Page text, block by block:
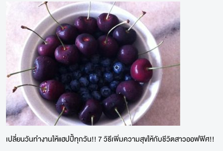
เปลี่ยนวันทำงานให้แฮปปี้ทุกวัน!! 7 วิธีเพิ่มความสุขให้กับชีวิตสาวออฟฟิศ!!